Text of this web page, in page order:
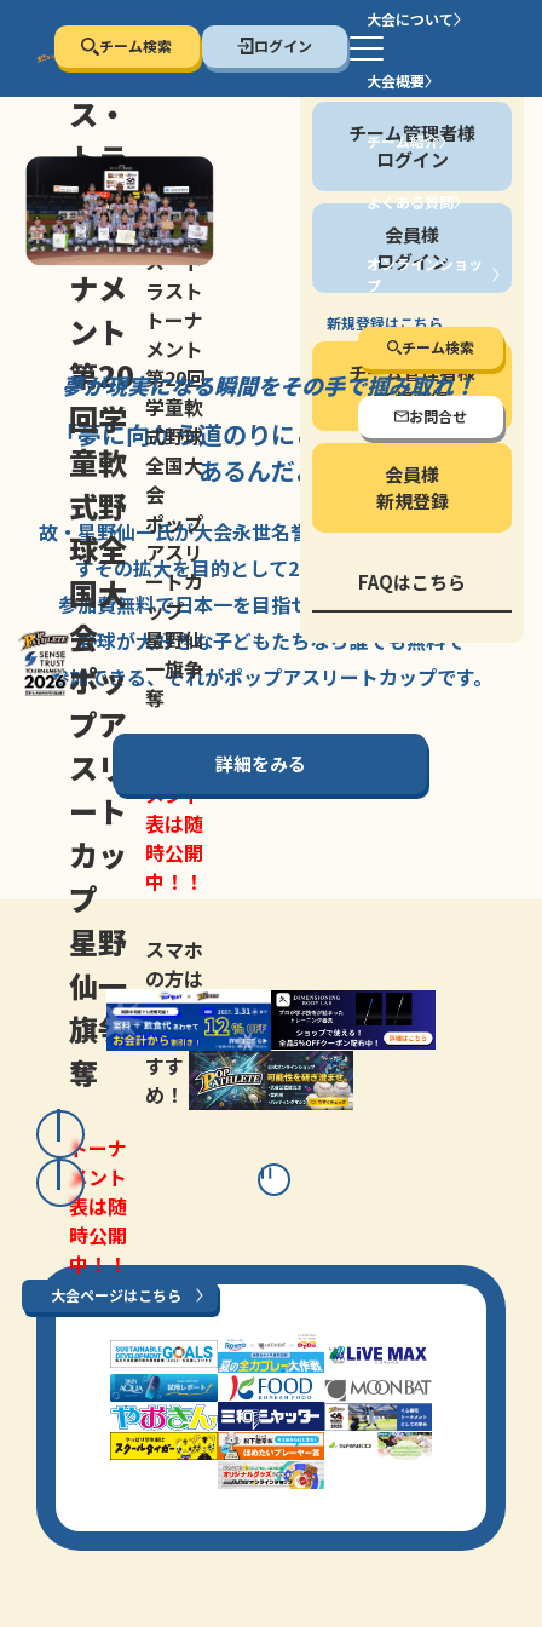
チーム検索 ログイン
大会について
大会概要
チーム紹介
よくある質問
オンラインショッ
プ
チーム検索
お問合せ
停止する
セン
ス・
トラ
スト
トー
ナメ
ント
第20
回学
童軟
式野
球全
国大
会
ポッ
プア
スリ
ート
カッ
プ
星野
仙一
旗争
奪
トーナ
メント
表は随
時公開
中！！
セン
ス・ト
ラスト
トーナ
メント
第20回
学童軟
式野球
全国大
会
ポップ
アスリ
ートカ
ップ
星野仙
一旗争
奪
メント
表は随
時公開
中！！
スマホ
の方は
LINE登
録がお
すす
め！
大会ページはこちら
会員の方
チーム管理者様
ログイン
会員様
ログイン
新規登録はこちら
チーム管理者様
新規登録
会員様
新規登録
FAQはこちら
夢が現実になる瞬間をその手で掴み取れ！
「夢に向かう道のりにこそ大きな意味が
あるんだよ」
故・星野仙一氏が大会永世名誉会長を務める、野球の
すその拡大を目的として2007年に
参加費無料で日本一を目指せる唯一の野球大会。
野球が大好きな子どもたちなら誰でも無料で
参加できる、それがポップアスリートカップです。
詳細をみる